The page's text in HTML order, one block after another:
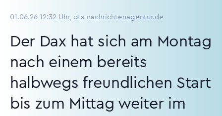
01.06.26 12:32 Uhr, dts-nachrichtenagentur.de
Der Dax hat sich am Montag
nach einem bereits
halbwegs freundlichen Start
bis zum Mittag weiter im